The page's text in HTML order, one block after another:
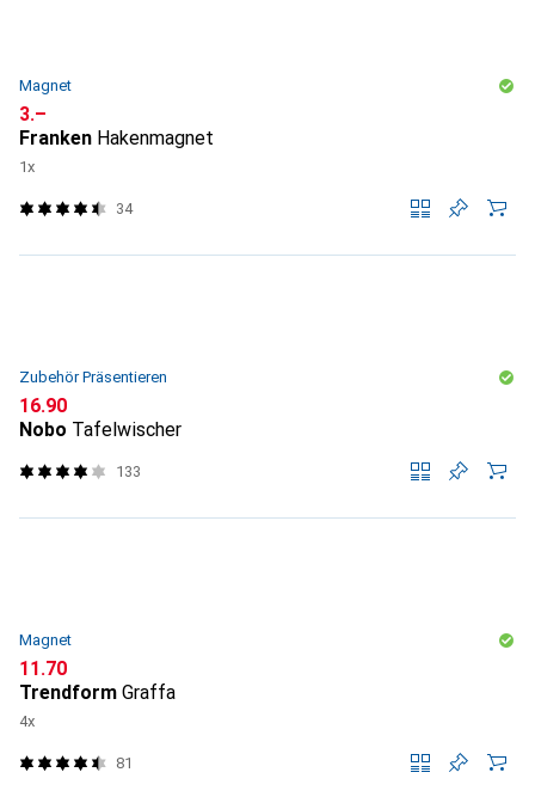
Magnet
CHF
3.–
Franken Hakenmagnet
1x
34
Zubehör Präsentieren
CHF
16.90
Nobo Tafelwischer
133
Magnet
CHF
11.70
Trendform Graffa
4x
81